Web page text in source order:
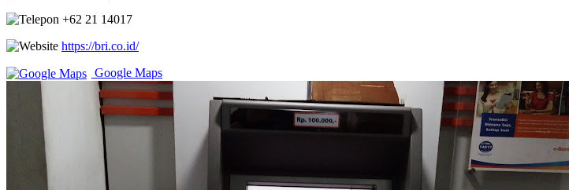
+62 21 14017
https://bri.co.id/
Google Maps